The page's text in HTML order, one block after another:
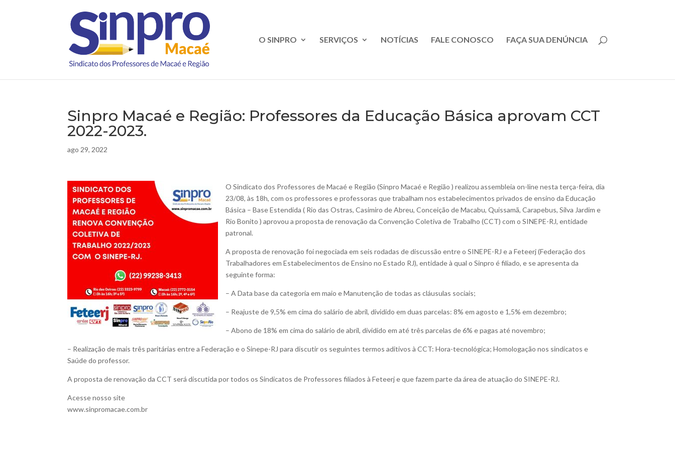
O SINPRO SERVIÇOS NOTÍCIAS FALE CONOSCO FAÇA SUA DENÚNCIA
Sinpro Macaé e Região: Professores da Educação Básica aprovam CCT
2022-2023.
ago 29, 2022
O Sindicato dos Professores de Macaé e Região (Sinpro Macaé e Região ) realizou assembleia on-line nesta terça-feira, dia
23/08, às 18h, com os professores e professoras que trabalham nos estabelecimentos privados de ensino da Educação
Básica – Base Estendida ( Rio das Ostras, Casimiro de Abreu, Conceição de Macabu, Quissamã, Carapebus, Silva Jardim e
Rio Bonito ) aprovou a proposta de renovação da Convenção Coletiva de Trabalho (CCT) com o SINEPE-RJ, entidade
patronal.
A proposta de renovação foi negociada em seis rodadas de discussão entre o SINEPE-RJ e a Feteerj (Federação dos
Trabalhadores em Estabelecimentos de Ensino no Estado RJ), entidade à qual o Sinpro é filiado, e se apresenta da
seguinte forma:
– A Data base da categoria em maio e Manutenção de todas as cláusulas sociais;
– Reajuste de 9,5% em cima do salário de abril, dividido em duas parcelas: 8% em agosto e 1,5% em dezembro;
– Abono de 18% em cima do salário de abril, dividido em até três parcelas de 6% e pagas até novembro;
– Realização de mais três paritárias entre a Federação e o Sinepe-RJ para discutir os seguintes termos aditivos à CCT: Hora-tecnológica; Homologação nos sindicatos e
Saúde do professor.
A proposta de renovação da CCT será discutida por todos os Sindicatos de Professores filiados à Feteerj e que fazem parte da área de atuação do SINEPE-RJ.
Acesse nosso site
www.sinpromacae.com.br